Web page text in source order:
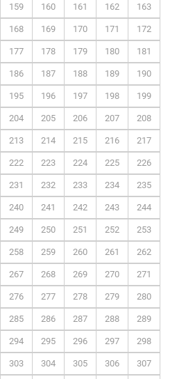
159 160 161 162 163
168 169 170 171 172
177 178 179 180 181
186 187 188 189 190
195 196 197 198 199
204 205 206 207 208
213 214 215 216 217
222 223 224 225 226
231 232 233 234 235
240 241 242 243 244
249 250 251 252 253
258 259 260 261 262
267 268 269 270 271
276 277 278 279 280
285 286 287 288 289
294 295 296 297 298
303 304 305 306 307